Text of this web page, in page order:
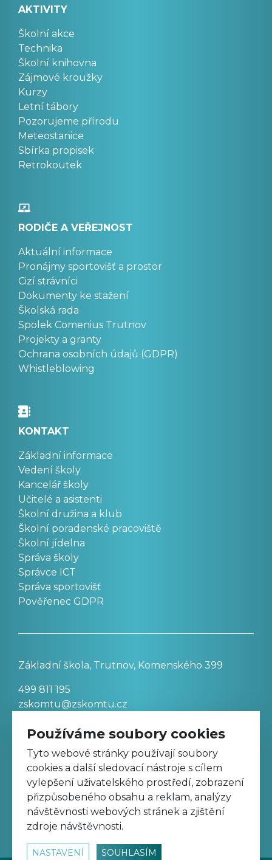
AKTIVITY
Školní akce
Technika
Školní knihovna
Zájmové kroužky
Kurzy
Letní tábory
Pozorujeme přírodu
Meteostanice
Sbírka propisek
Retrokoutek
RODIČE A VEŘEJNOST
Aktuální informace
Pronájmy sportovišť a prostor
Cizí strávníci
Dokumenty ke stažení
Školská rada
Spolek Comenius Trutnov
Projekty a granty
Ochrana osobních údajů (GDPR)
Whistleblowing
KONTAKT
Základní informace
Vedení školy
Kancelář školy
Učitelé a asistenti
Školní družina a klub
Školní poradenské pracoviště
Školní jídelna
Správa školy
Správce ICT
Správa sportovišť
Pověřenec GDPR
Základní škola, Trutnov, Komenského 399
499 811 195
zskomtu@zskomtu.cz
Prohlášení o přístupnosti stránek
Nastavení cookies
Sledujte nás na Facebooku
Používáme soubory cookies
Tyto webové stránky používají soubory
cookies a další sledovací nástroje s cílem
vylepšení uživatelského prostředí, zobrazení
přizpůsobeného obsahu a reklam, analýzy
návštěvnosti webových stránek a zjištění
zdroje návštěvnosti.
NASTAVENÍ SOUHLASÍM